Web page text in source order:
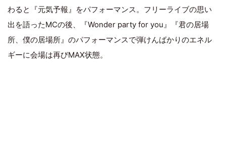
わると『元気予報』をパフォーマンス。フリーライブの思い
出を語ったMCの後、『Wonder party for you』『君の居場
所、僕の居場所』のパフォーマンスで弾けんばかりのエネル
ギーに会場は再びMAX状態。